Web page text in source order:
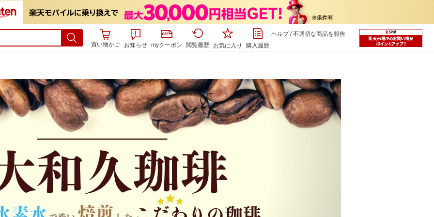
買い物かご お知らせ myクーポン 閲覧履歴 お気に入り 購入履歴
ヘルプ/不適切な商品を報告